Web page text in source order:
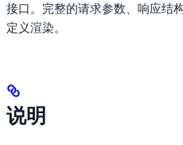
接口。完整的请求参数、响应结
定义渲染。
说明